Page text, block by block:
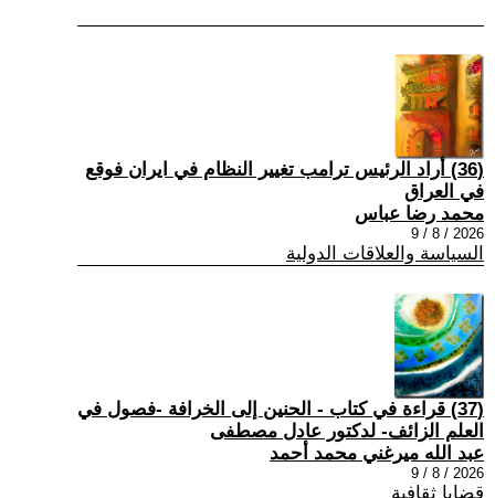
(36) أراد الرئيس ترامب تغيير النظام في ايران فوقع
في العراق
محمد رضا عباس
2026 / 8 / 9
السياسة والعلاقات الدولية
(37) قراءة في كتاب - الحنين إلى الخرافة -فصول في
العلم الزائف- لدكتور عادل مصطفى
عبد الله ميرغني محمد أحمد
2026 / 8 / 9
قضايا ثقافية